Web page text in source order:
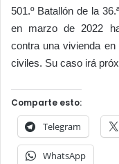
501.º Batallón de la
en marzo de 2022
contra una vivienda
civiles. Su caso irá
Comparte esto:
Telegram
WhatsApp